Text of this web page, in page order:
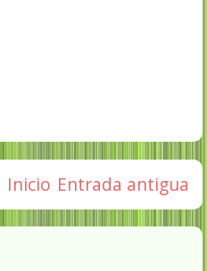
Entrada antigua
Inicio